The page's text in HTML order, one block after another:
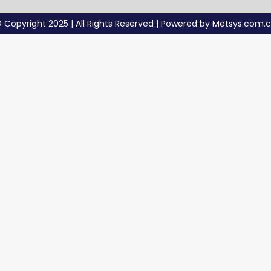
Copyright 2025 | All Rights Reserved | Powered by